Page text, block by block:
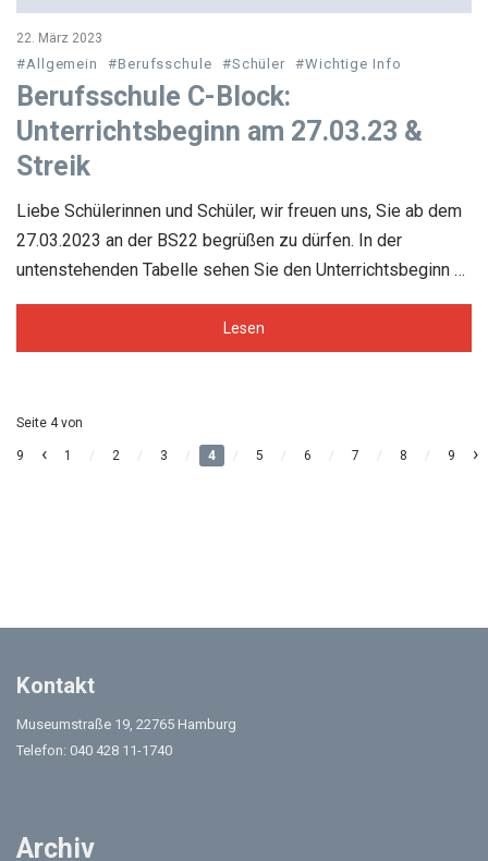
22. März 2023
#Allgemein #Berufsschule #Schüler #Wichtige Info
Berufsschule C-Block:
Unterrichtsbeginn am 27.03.23 &
Streik
Liebe Schülerinnen und Schüler, wir freuen uns, Sie ab dem
27.03.2023 an der BS22 begrüßen zu dürfen. In der
untenstehenden Tabelle sehen Sie den Unterrichtsbeginn …
Lesen
Seite 4 von
9 ‹ 1 / 2 / 3 / 4 / 5 / 6 / 7 / 8 / 9 ›
Kontakt
Museumstraße 19, 22765 Hamburg
Telefon: 040 428 11-1740
Archiv